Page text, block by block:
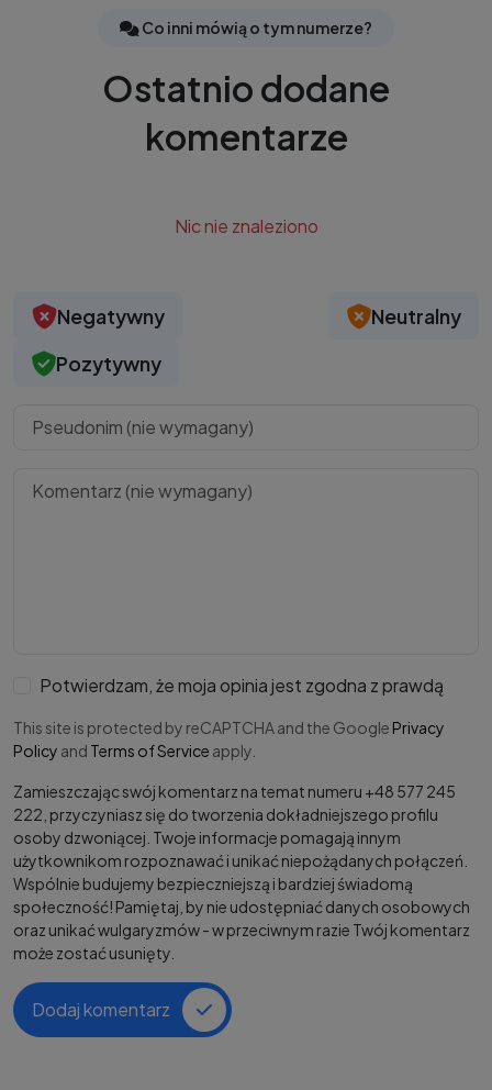
Co inni mówią o tym numerze?
Ostatnio dodane
komentarze
Nic nie znaleziono
Negatywny
Neutralny
Pozytywny
Potwierdzam, że moja opinia jest zgodna z prawdą
This site is protected by reCAPTCHA and the Google Privacy
Policy and Terms of Service apply.
Zamieszczając swój komentarz na temat numeru +48 577 245
222, przyczyniasz się do tworzenia dokładniejszego profilu
osoby dzwoniącej. Twoje informacje pomagają innym
użytkownikom rozpoznawać i unikać niepożądanych połączeń.
Wspólnie budujemy bezpieczniejszą i bardziej świadomą
społeczność! Pamiętaj, by nie udostępniać danych osobowych
oraz unikać wulgaryzmów - w przeciwnym razie Twój komentarz
może zostać usunięty.
Dodaj komentarz